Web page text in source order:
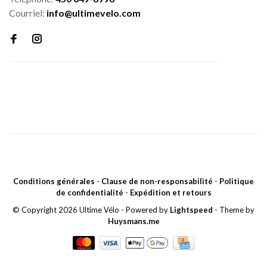
Courriel: info@ultimevelo.com
Conditions générales - Clause de non-responsabilité - Politique
de confidentialité - Expédition et retours
© Copyright 2026 Ultime Vélo - Powered by Lightspeed - Theme by
Huysmans.me